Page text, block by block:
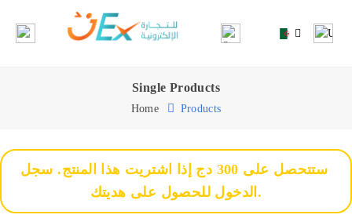
Single Products
Home Products
ستتحصل على 300 دج إذا اشتريت هذا المنتج. سجل
الدخول للحصول على هديتك.